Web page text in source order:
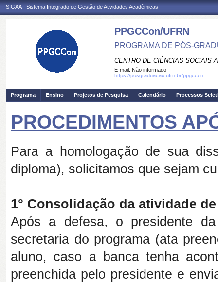
SIGAA - Sistema Integrado de Gestão de Atividades Acadêmicas
PPGCCon/UFRN
PROGRAMA DE PÓS-
CENTRO DE CIÊNCIAS SOCIAIS
E-mail: Não informado
https://posgraduacao.ufrn.br/ppgccon
Programa Ensino Projetos de Pesquisa Calendário Processos
PROCEDIMENTOS
Para a homologação de sua
diploma), solicitamos que sejam
1° Consolidação da atividade
Após a defesa, o presidente
secretaria do programa (ata
aluno, caso a banca tenha
preenchida pelo presidente e